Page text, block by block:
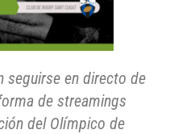
seguirse en directo de
de streamings
del Olímpico de